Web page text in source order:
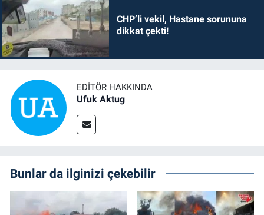
CHP’li vekil, Hastane sorununa
dikkat çekti!
EDITÖR HAKKINDA
Ufuk Aktug
Bunlar da ilginizi çekebilir